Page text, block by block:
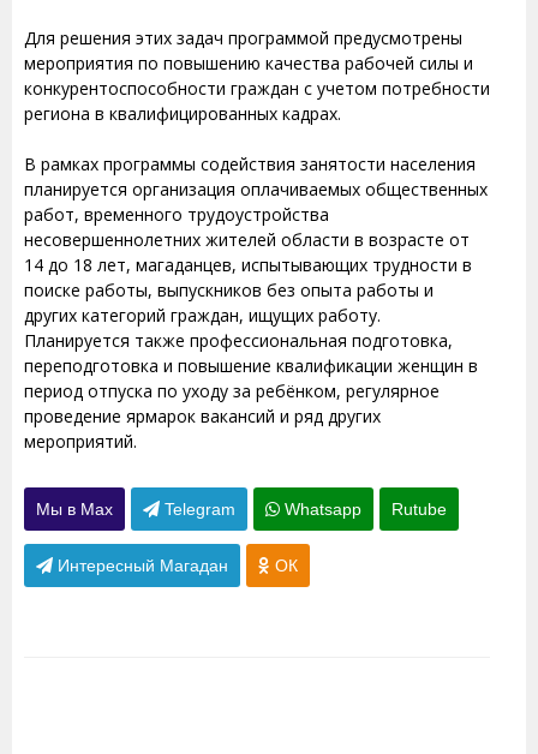
Для решения этих задач программой предусмотрены
мероприятия по повышению качества рабочей силы и
конкурентоспособности граждан с учетом потребности
региона в квалифицированных кадрах.
В рамках программы содействия занятости населения
планируется организация оплачиваемых общественных
работ, временного трудоустройства
несовершеннолетних жителей области в возрасте от
14 до 18 лет, магаданцев, испытывающих трудности в
поиске работы, выпускников без опыта работы и
других категорий граждан, ищущих работу.
Планируется также профессиональная подготовка,
переподготовка и повышение квалификации женщин в
период отпуска по уходу за ребёнком, регулярное
проведение ярмарок вакансий и ряд других
мероприятий.
Мы в Max Telegram Whatsapp Rutube
Интересный Магадан ОК